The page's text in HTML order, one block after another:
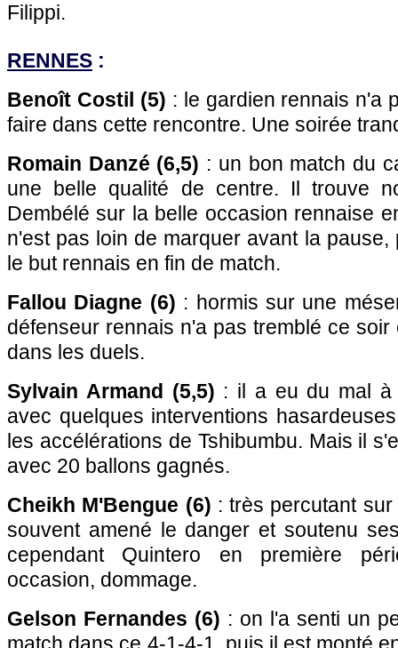
Filippi.
RENNES :
Benoît Costil (5) : le gardien rennais n'a
faire dans cette rencontre. Une soirée
Romain Danzé (6,5) : un bon match du
une belle qualité de centre. Il trouve
Dembélé sur la belle occasion rennaise
n'est pas loin de marquer avant la
le but rennais en fin de match.
Fallou Diagne (6) : hormis sur une
défenseur rennais n'a pas tremblé ce
dans les duels.
Sylvain Armand (5,5) : il a eu du mal à
avec quelques interventions
les accélérations de Tshibumbu. Mais il
avec 20 ballons gagnés.
Cheikh M'Bengue (6) : très percutant
souvent amené le danger et soutenu
cependant Quintero en première
occasion, dommage.
Gelson Fernandes (6) : on l'a senti un